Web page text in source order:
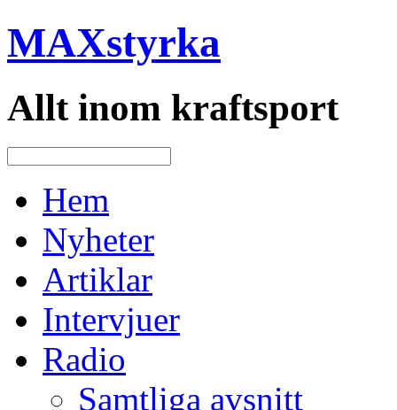
MAXstyrka
Allt inom kraftsport
Hem
Nyheter
Artiklar
Intervjuer
Radio
Samtliga avsnitt